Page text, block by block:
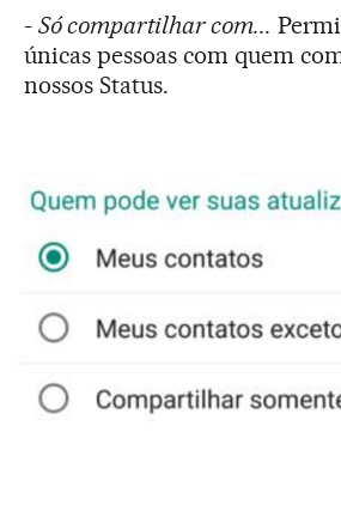
- Só compartilhar com...
únicas pessoas com quem
nossos Status.